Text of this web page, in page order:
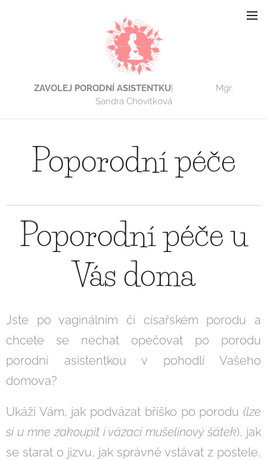
ZAVOLEJ PORODNÍ ASISTENTKU | Mgr.
Sandra Chovítková
Poporodní péče
Poporodní péče u
Vás doma
Jste po vaginálním či císařském porodu a
chcete se nechat opečovat po porodu
porodní asistentkou v pohodlí Vašeho
domova?
Ukáži Vám, jak podvázat bříško po porodu (lze
si u mne zakoupit i vázací mušelínový šátek), jak
se starat o jizvu, jak správně vstávat z postele,